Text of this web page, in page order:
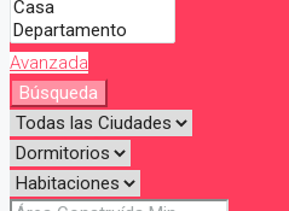
Propiedades
Agentes
Avanzada
Búsqueda